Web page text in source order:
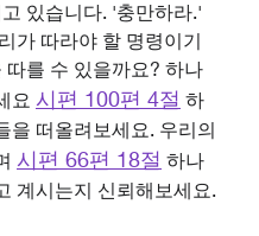
있습니다. '충만하라.'
가 따라야 할 명령이기
따를 수 있을까요? 하나
요 시편 100편 4절 하
을 떠올려보세요. 우리의
시편 66편 18절 하나
계시는지 신뢰해보세요.